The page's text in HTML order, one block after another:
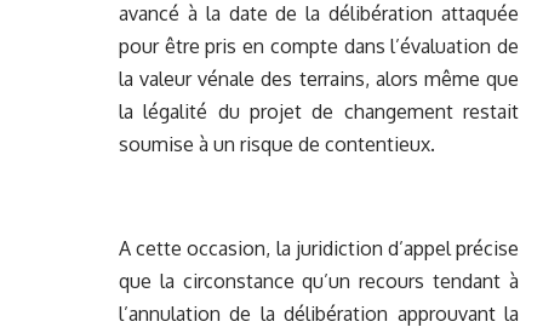
avancé à la date de la délibération attaquée
pour être pris en compte dans l’évaluation de
la valeur vénale des terrains, alors même que
la légalité du projet de changement restait
soumise à un risque de contentieux.
A cette occasion, la juridiction d’appel précise
que la circonstance qu’un recours tendant à
l’annulation de la délibération approuvant la